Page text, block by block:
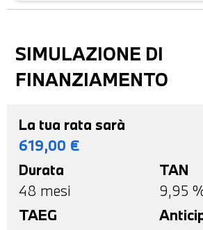
SIMULAZIONE DI
FINANZIAMENTO
La tua rata sarà
619,00 €
Durata
48 mesi
TAN
9,95
TAEG